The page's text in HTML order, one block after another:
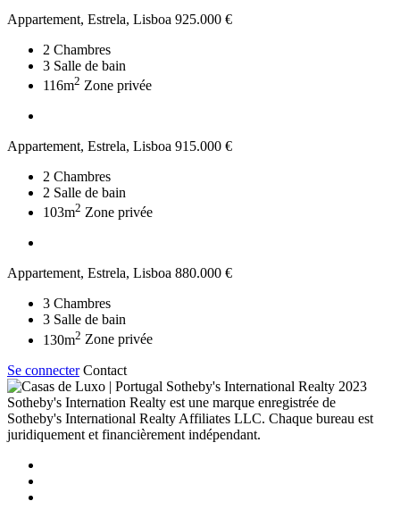
Appartement, Estrela, Lisboa 925.000 €
2 Chambres
3 Salle de bain
116m2 Zone privée
Appartement, Estrela, Lisboa 915.000 €
2 Chambres
2 Salle de bain
103m2 Zone privée
Appartement, Estrela, Lisboa 880.000 €
3 Chambres
3 Salle de bain
130m2 Zone privée
Se connecter Contact
2023
Sotheby's Internation Realty est une marque enregistrée de
Sotheby's International Realty Affiliates LLC. Chaque bureau est
juridiquement et financièrement indépendant.